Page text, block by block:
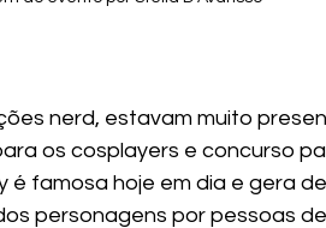
nerd, estavam muito
os cosplayers e concurso
é famosa hoje em dia e gera
personagens por pessoas